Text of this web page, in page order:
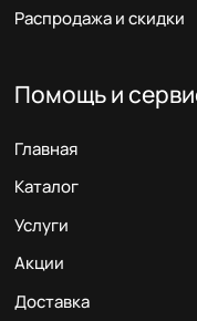
Распродажа и скидки
Помощь и
Главная
Каталог
Услуги
Акции
Доставка